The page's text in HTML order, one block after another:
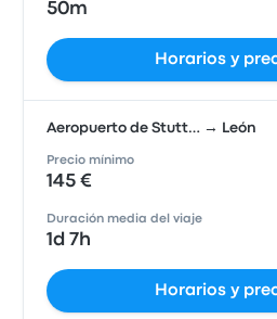
50m
Horarios y
Aeropuerto de Stutt… → León
Precio mínimo
145 €
Duración media del viaje
1d 7h
Horarios y